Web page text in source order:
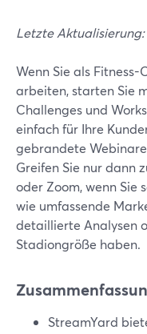
Letzte Aktualisierung:
Wenn Sie als
arbeiten, starten Sie
Challenges und
einfach für Ihre
gebrandete
Greifen Sie nur dann
oder Zoom, wenn Sie
wie umfassende
detaillierte Analysen
Stadiongröße haben.
StreamYard